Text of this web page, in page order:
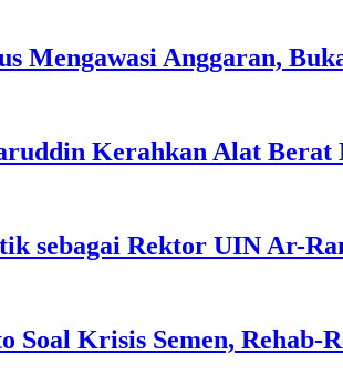
Mengawasi Anggaran,
Kerahkan Alat Berat
sebagai Rektor UIN Ar-
Krisis Semen, Rehab-